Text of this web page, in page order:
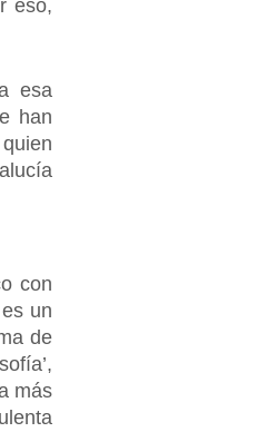
eso,
esa
han
con
un
de
más